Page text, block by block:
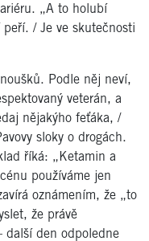
„A to holubí
/ Je ve skutečnosti
Podle něj neví,
veterán, a
nějakýho feťáka, /
sloky o drogách.
říká: „Ketamin a
používáme jen
oznámením, že „to
že právě
další den odpoledne